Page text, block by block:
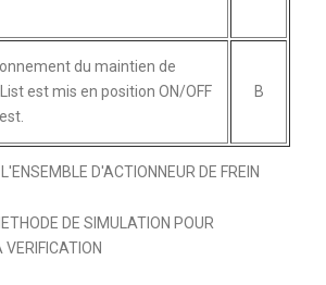
du maintien de
est mis en position ON/OFF
B
D'ACTIONNEUR DE FREIN
DE SIMULATION POUR
VERIFICATION